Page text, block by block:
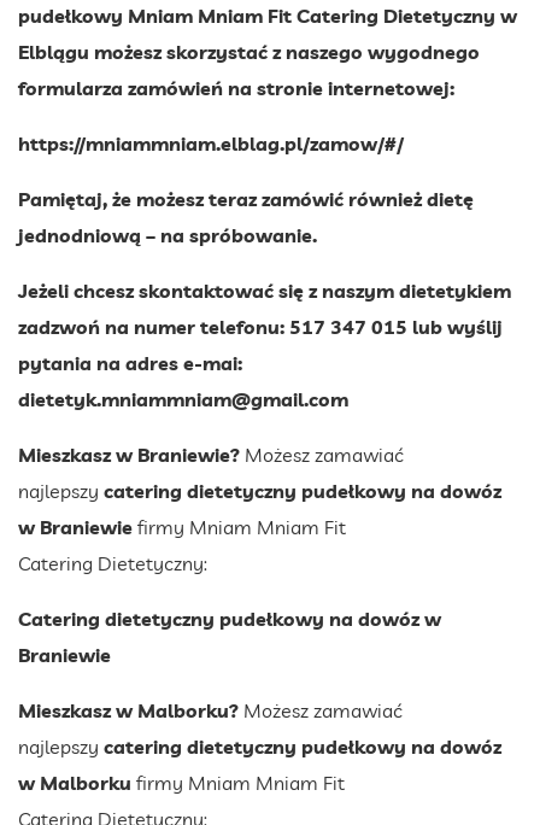
pudełkowy Mniam Mniam Fit Catering Dietetyczny w
Elblągu możesz skorzystać z naszego wygodnego
formularza zamówień na stronie internetowej:
https://mniammniam.elblag.pl/zamow/#/
Pamiętaj, że możesz teraz zamówić również dietę
jednodniową – na spróbowanie.
Jeżeli chcesz skontaktować się z naszym dietetykiem
zadzwoń na numer telefonu: 517 347 015 lub wyślij
pytania na adres e-mai:
dietetyk.mniammniam@gmail.com
Mieszkasz w Braniewie? Możesz zamawiać
najlepszy catering dietetyczny pudełkowy na dowóz
w Braniewie firmy Mniam Mniam Fit
Catering Dietetyczny:
Catering dietetyczny pudełkowy na dowóz w
Braniewie
Mieszkasz w Malborku? Możesz zamawiać
najlepszy catering dietetyczny pudełkowy na dowóz
w Malborku firmy Mniam Mniam Fit
Catering Dietetyczny: